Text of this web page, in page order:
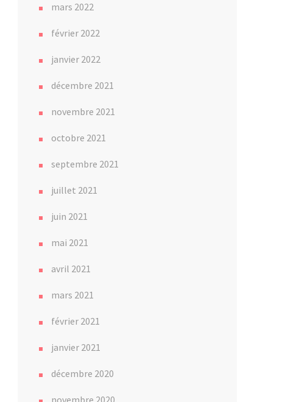
mars 2022
février 2022
janvier 2022
décembre 2021
novembre 2021
octobre 2021
septembre 2021
juillet 2021
juin 2021
mai 2021
avril 2021
mars 2021
février 2021
janvier 2021
décembre 2020
novembre 2020